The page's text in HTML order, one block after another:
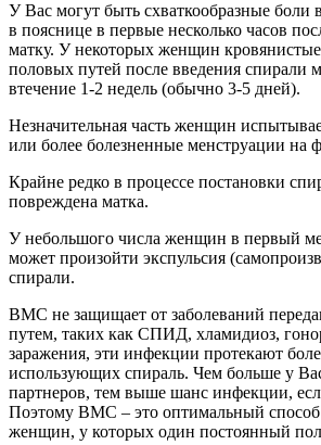
У Вас могут быть схваткообразные боли
в пояснице в первые несколько часов
матку. У некоторых женщин
половых путей после введения спирали
втечение 1-2 недель (обычно 3-5 дней).
Незначительная часть женщин
или более болезненные менструации
Крайне редко в процессе постановки
повреждена матка.
У небольшого числа женщин в первый
может произойти экспульсия
спирали.
ВМС не защищает от заболеваний
путем, таких как СПИД, хламидиоз,
заражения, эти инфекции протекают
использующих спираль. Чем больше у
партнеров, тем выше шанс инфекции,
Поэтому ВМС – это оптимальный способ
женщин, у которых один постоянный